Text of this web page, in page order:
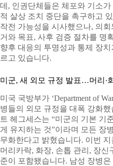
데, 인권단체들은 체포와 기소
적 살상 조치 중단을 촉구하고
작전 가능성을 시사했으나, 의
거와 목표, 사후 검증 절차를 명
향후 대응의 투명성과 통제 장
르고 있습니다.
미군, 새 외모 규정 발표…머리·
미국 국방부가 ‘Department of
병들의 외모 규정을 대폭 강화했
트 헤그세스는 “미군의 기본 기
게 유지하는 것”이라며 모든 장
무화한다고 밝혔습니다. 이번
머리카락, 화장, 손톱 관리, 장신
준이 포함됐습니다. 남성 장병은